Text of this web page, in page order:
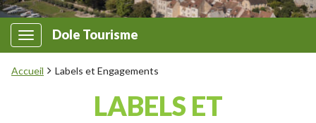
Dole Tourisme
Accueil Labels et Engagements
LABELS ET